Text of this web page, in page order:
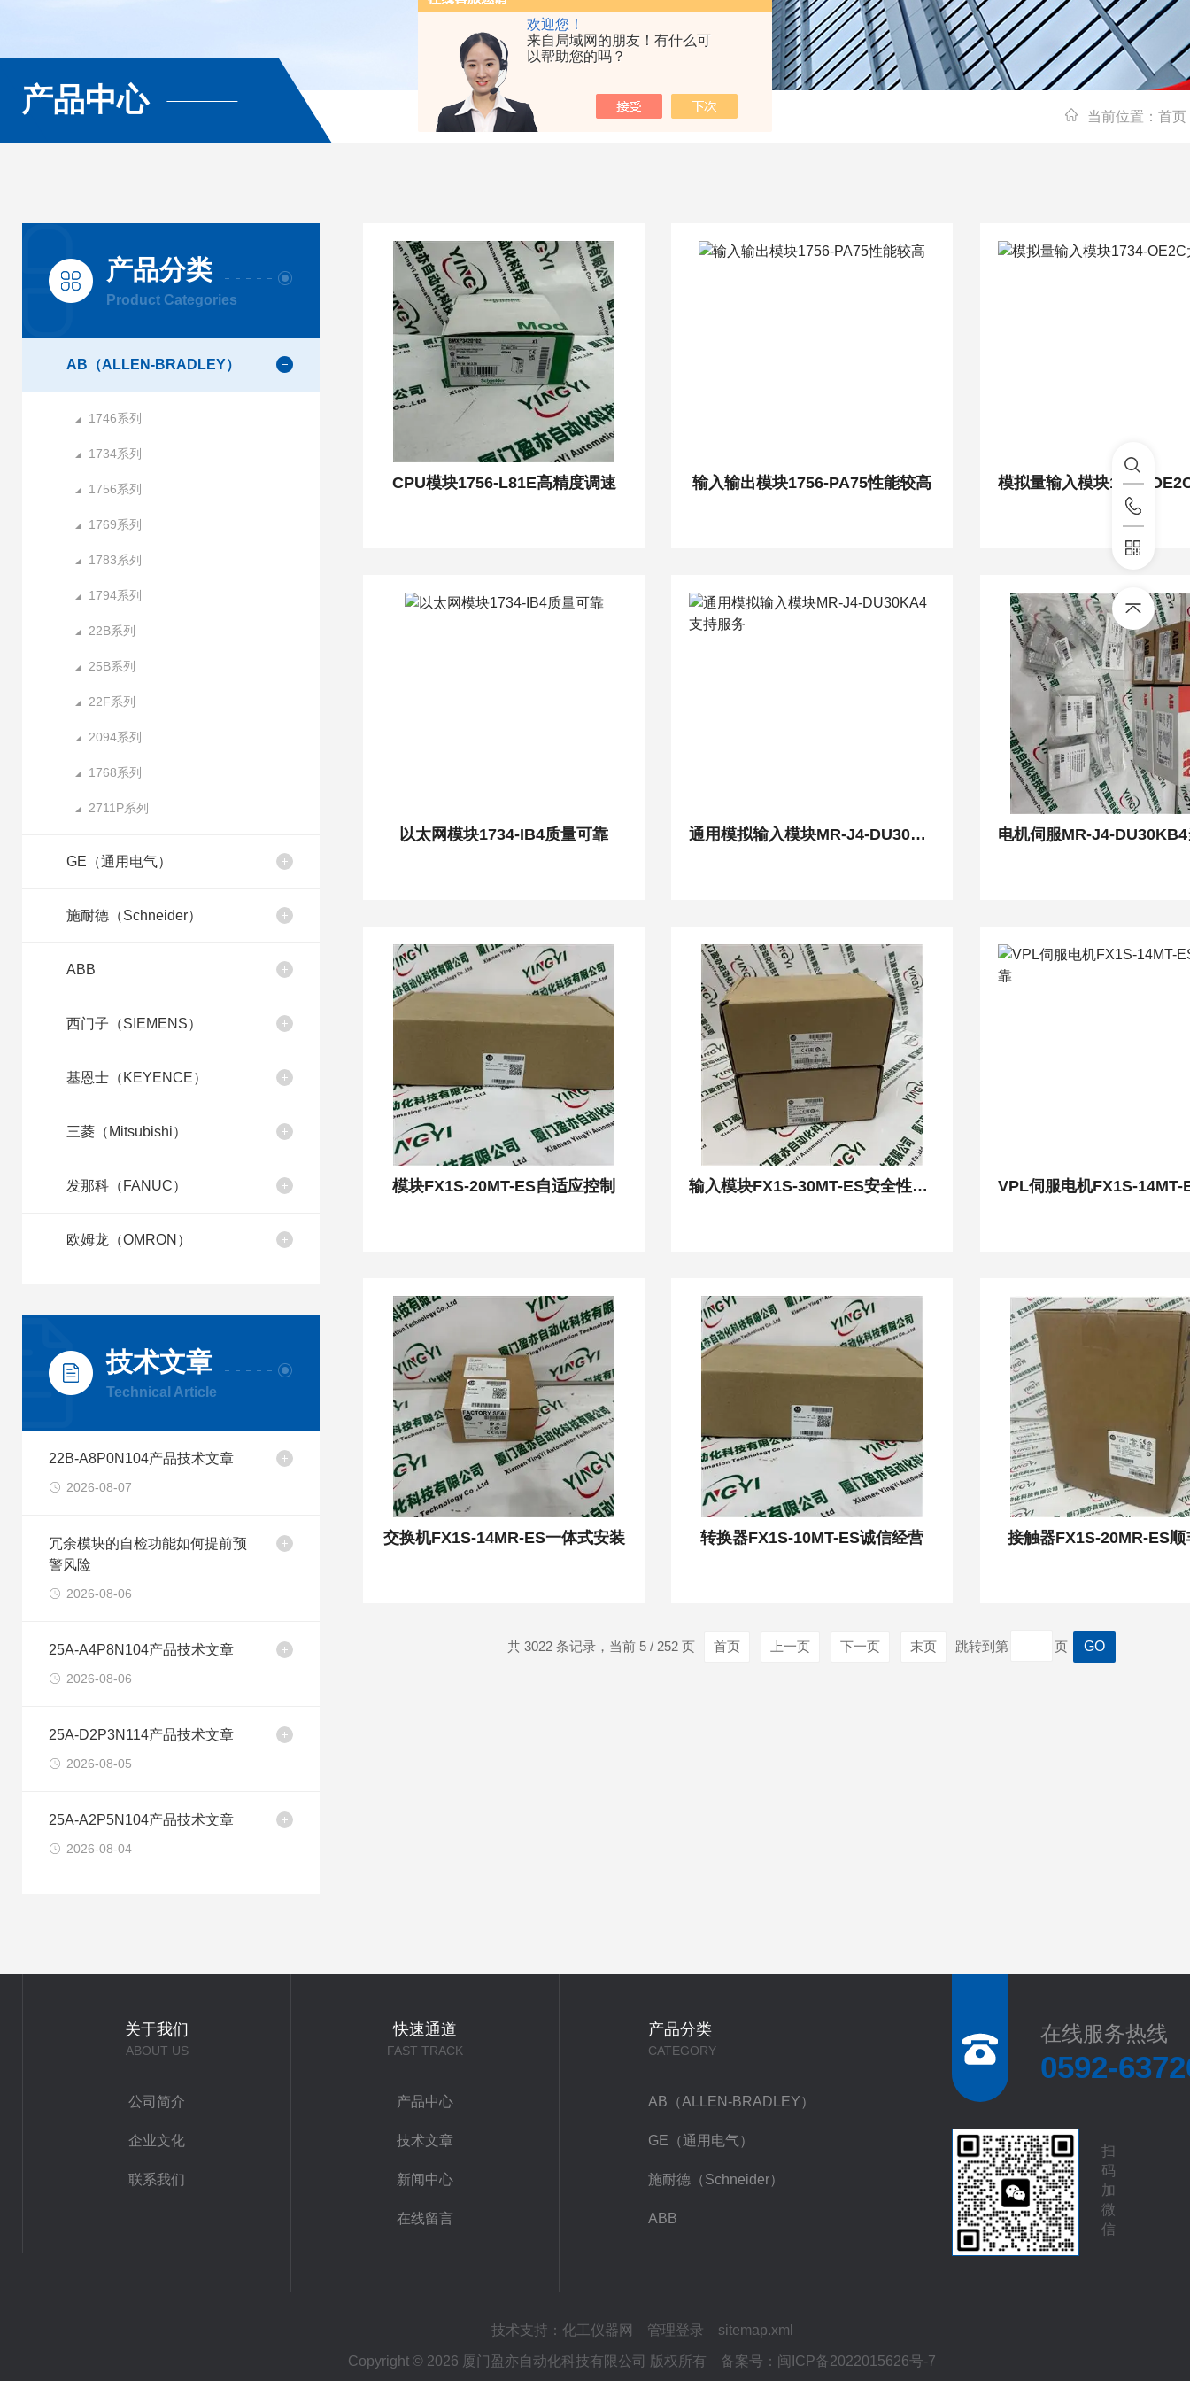
欢迎您！
来自局域网的朋友！有什么可
以帮助您的吗？
产品中心 当前位置： 首页
产品分类
Product Categories
AB（ALLEN-BRADLEY）
1746系列
1734系列
1756系列
1769系列
1783系列
1794系列
22B系列
25B系列
22F系列
2094系列
1768系列
2711P系列
GE（通用电气）
施耐德（Schneider）
ABB
西门子（SIEMENS）
基恩士（KEYENCE）
三菱（Mitsubishi）
发那科（FANUC）
欧姆龙（OMRON）
技术文章
Technical Article
22B-A8P0N104产品技术文章
2026-08-07
冗余模块的自检功能如何提前预
警风险
2026-08-06
25A-A4P8N104产品技术文章
2026-08-06
25A-D2P3N114产品技术文章
2026-08-05
25A-A2P5N104产品技术文章
2026-08-04
CPU模块1756-L81E高精度调速 输入输出模块1756-PA75性能较高
以太网模块1734-IB4质量可靠 通用模拟输入模块MR-J4-DU30KA4支持服务
模块FX1S-20MT-ES自适应控制 输入模块FX1S-30MT-ES安全性能高
交换机FX1S-14MR-ES一体式安装 转换器FX1S-10MT-ES诚信经营 接触器FX1S-20MR-ES顺
共 3022 条记录，当前 5 / 252 页 首页 上一页 下一页 末页 跳转到第 页
关于我们
ABOUT US
公司简介
企业文化
联系我们
快速通道
FAST TRACK
产品中心
技术文章
新闻中心
在线留言
产品分类
CATEGORY
AB（ALLEN-BRADLEY）
GE（通用电气）
施耐德（Schneider）
ABB
在线服务热线
0592-
扫
码
加
微
信
技术支持： 化工仪器网 管理登录 sitemap.xml
Copyright © 2026 厦门盈亦自动化科技有限公司 版权所有 备案号： 闽ICP备2022015626号-7